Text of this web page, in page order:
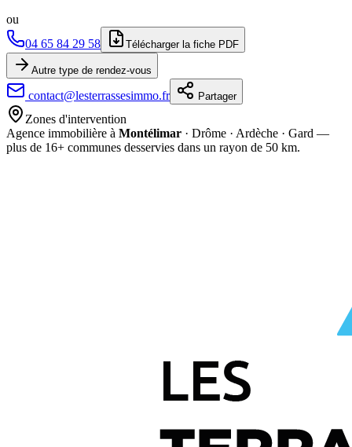
ou
04 65 84 29 58
Télécharger la fiche PDF
Autre type de rendez-vous
contact@lesterrassesimmo.fr Partager
Zones d'intervention
Agence immobilière à Montélimar · Drôme · Ardèche · Gard —
plus de 16+ communes desservies dans un rayon de 50 km.